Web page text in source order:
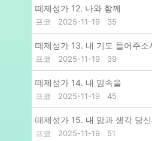
떼제성가 12. 나와 함께
프코 2025-11-19 35
떼제성가 13. 내 기도
프코 2025-11-19 39
떼제성가 14. 내 맘속을
프코 2025-11-19 45
떼제성가 15. 내 맘과 생각
프코 2025-11-19 51